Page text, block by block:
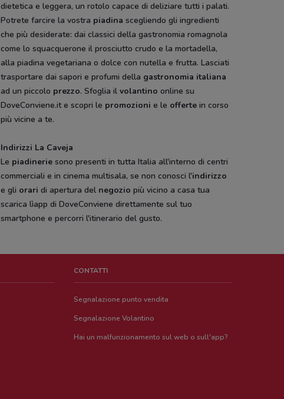
dietetica e leggera, un rotolo capace di deliziare tutti i palati.
Potrete farcire la vostra piadina scegliendo gli ingredienti
che più desiderate: dai classici della gastronomia romagnola
come lo squacquerone il prosciutto crudo e la mortadella,
alla piadina vegetariana o dolce con nutella e frutta. Lasciati
trasportare dai sapori e profumi della gastronomia italiana
ad un piccolo prezzo. Sfoglia ilvolantino online su
DoveConviene.it e scopri le promozioni e le offerte in corso
più vicine a te.
Indirizzi La Caveja
Le piadineriesono presenti in tutta Italia all'interno di centri
commerciali e in cinema multisala, se non conosci l'indirizzo
e gli oraridi apertura del negozio più vicino a casa tua
scarica lìapp di DoveConviene direttamente sul tuo
smartphone e percorri l'itinerario del gusto.
CONTATTI
Segnalazione punto vendita
Segnalazione Volantino
Hai un malfunzionamento sul web o sull'app?